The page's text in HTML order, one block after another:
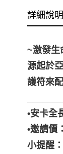
詳細說明
~激發生
源起於
護符來
•安卡全
•邀請價
小提醒